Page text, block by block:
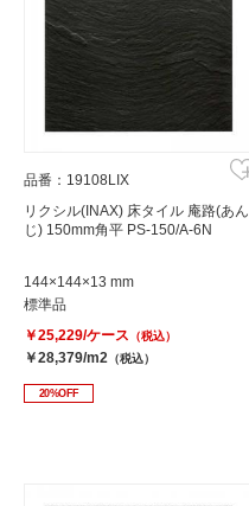
品番：19108LIX
リクシル(INAX) 床タイル 庵路(あん
じ) 150mm角平 PS-150/A-6N
144×144×13 mm
標準品
￥25,229/ケース （税込）
￥28,379/m2 （税込）
20%OFF